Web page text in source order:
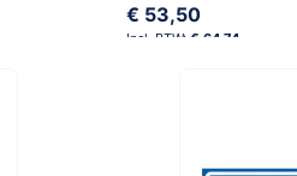
€ 53,50
€ 64,74